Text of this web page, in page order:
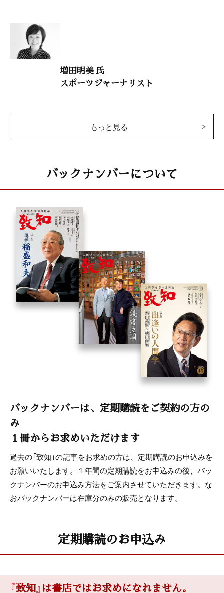
立川談慶「すべては立川談志に教わった」
林美鈴「花束の向こうに笑顔をつくる」
小出潤「皆の命を最大限に輝かせる世界一熱い教育者になる」
田中和広「過去の努力はいまの結果 いまの努力は未来の結果」
田村邦明「国難の時代 先人に思いを馳せる」
増田明美 氏
スポーツジャーナリスト
もっと見る
バックナンバーについて
バックナンバーは、定期購読をご契約の方の
み
１冊からお求めいただけます
過去の「致知」の記事をお求めの方は、定期購読のお申込みを
お願いいたします。１年間の定期購読をお申込みの後、バッ
クナンバーのお申込み方法をご案内させていただきます。な
おバックナンバーは在庫分のみの販売となります。
定期購読のお申込み
『致知』は書店ではお求めになれません。